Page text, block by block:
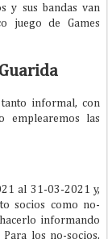
y sus bandas van
juego de Games
informal, con
emplearemos las
al 31-03-2021 y,
socios como no-
informando
los no-socios,